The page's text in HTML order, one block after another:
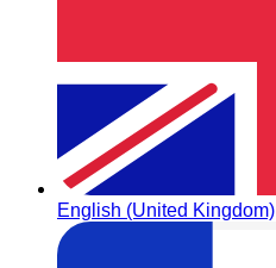
English (United Kingdom)